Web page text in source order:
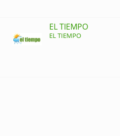
EL TIEMPO
EL TIEMPO